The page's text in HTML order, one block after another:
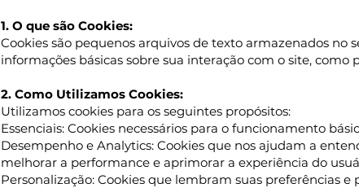
1. O que são Cookies:
Cookies são pequenos arquivos de texto armazenados no
informações básicas sobre sua interação com o site,
2. Como Utilizamos Cookies:
Utilizamos cookies para os seguintes propósitos:
Essenciais: Cookies necessários para o funcionamento
Desempenho e Analytics: Cookies que nos ajudam a
melhorar a performance e aprimorar a experiência do
Personalização: Cookies que lembram suas preferências